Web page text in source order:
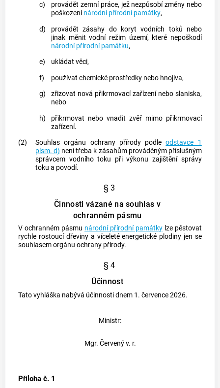
c)
provádět zemní práce, jež nezpůsobí změny nebo
poškozenínárodní přírodní památky,
d)
provádět zásahy do koryt vodních toků nebo
jinak měnit vodní režim území, které nepoškodí
národní přírodní památku,
e)
ukládat věci,
f)
používat chemické prostředky nebo hnojiva,
g)
zřizovat nová přikrmovací zařízení nebo slaniska,
nebo
h)
přikrmovat nebo vnadit zvěř mimo přikrmovací
zařízení.
(2)
Souhlas orgánu ochrany přírody podleodstavce 1
písm. d) není třeba k zásahům prováděným příslušným
správcem vodního toku při výkonu zajištění správy
toku a povodí.
§ 3
Činnosti vázané na souhlas v
ochranném pásmu
V ochranném pásmu národní přírodní památkylze pěstovat
rychle rostoucí dřeviny a víceleté energetické plodiny jen se
souhlasem orgánu ochrany přírody.
§ 4
Účinnost
Tato vyhláška nabývá účinnosti dnem 1. července 2026.
Ministr:
Mgr. Červený v. r.
Příloha č. 1